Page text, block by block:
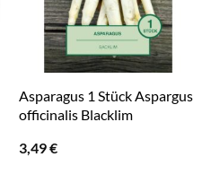
Asparagus 1 Stück Aspargus
officinalis Blacklim
3,49€